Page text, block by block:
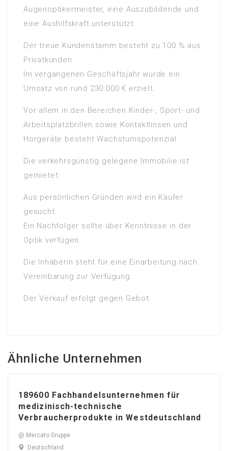
Augenoptikermeister, eine Auszubildende und
eine Aushilfskraft unterstützt.
Der treue Kundenstamm besteht zu 100 % aus
Privatkunden.
Im vergangenen Geschäftsjahr wurde ein
Umsatz von rund 230.000 € erzielt.
Vor allem in den Bereichen Kinder-, Sport- und
Arbeitsplatzbrillen sowie Kontaktlinsen und
Hörgeräte besteht Wachstumspotenzial.
Die verkehrsgünstig gelegene Immobilie ist
gemietet.
Aus persönlichen Gründen wird ein Käufer
gesucht.
Ein Nachfolger sollte über Kenntnisse in der
Optik verfügen.
Die Inhaberin steht für eine Einarbeitung nach
Vereinbarung zur Verfügung.
Der Verkauf erfolgt gegen Gebot.
Ähnliche Unternehmen
189600 Fachhandelsunternehmen für
medizinisch-technische
Verbraucherprodukte in Westdeutschland
@ Mercato Gruppe
Deutschland